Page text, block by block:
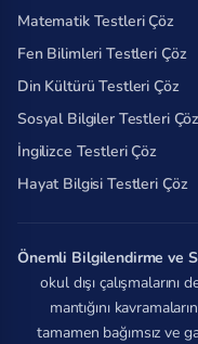
Matematik Testleri Çöz
Fen Bilimleri Testleri Çöz
Din Kültürü Testleri Çöz
Sosyal Bilgiler Testleri Çöz
İngilizce Testleri Çöz
Hayat Bilgisi Testleri Çöz
Önemli Bilgilendirme ve
okul dışı
mantığını
tamamen bağımsız ve